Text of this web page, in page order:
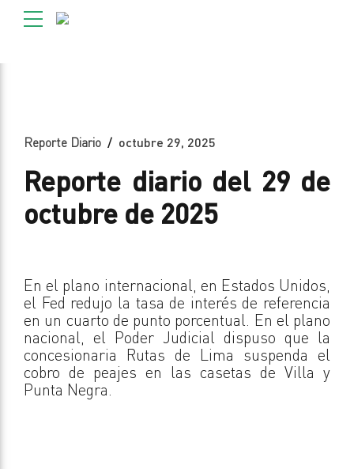
Reporte Diario octubre 29, 2025
Reporte diario del 29 de
octubre de 2025
En el plano internacional, en Estados Unidos,
el Fed redujo la tasa de interés de referencia
en un cuarto de punto porcentual. En el plano
nacional, el Poder Judicial dispuso que la
concesionaria Rutas de Lima suspenda el
cobro de peajes en las casetas de Villa y
Punta Negra.